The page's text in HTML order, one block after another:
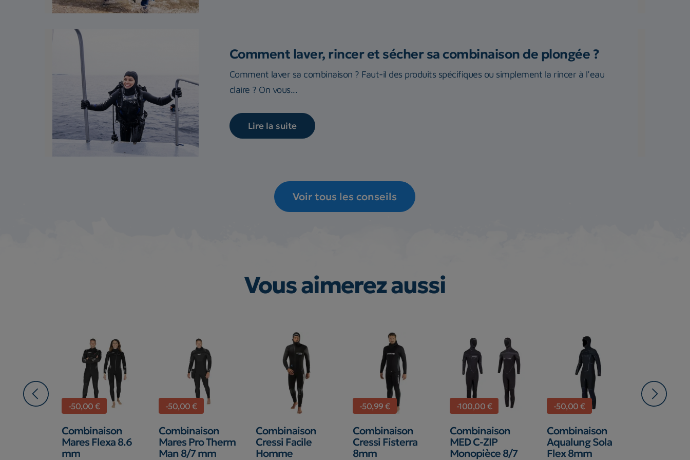
Comment laver, rincer et sécher sa combinaison de plongée ?
Comment laver sa combinaison ? Faut-il des produits spécifiques ou simplement la rincer à l’eau
claire ? On vous...
Lire la suite
Voir tous les conseils
Vous aimerez aussi
-50,00 €
Combinaison
Mares Flexa 8.6
mm
-50,00 €
Combinaison
Mares Pro Therm
Man 8/7 mm
Combinaison
Cressi Facile
Homme
-50,99 €
Combinaison
Cressi Fisterra
8mm
-100,00 €
Combinaison
MED C-ZIP
Monopièce 8/7
-50,00 €
Combinaison
Aqualung Sola
Flex 8mm